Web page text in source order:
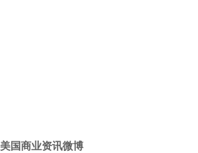
美国商业资讯微博